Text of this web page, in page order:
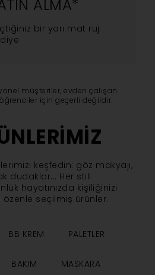
ALMA*
bir yarı mat ruj
müşteriler, evden çalışan
için geçerli değildir.
keşfedin: göz makyajı,
dudaklar... Her stili
hayatınızda kişiliğinizi
seçilmiş ürünler.
BB KREM PALETLER
BAKIM MASKARA